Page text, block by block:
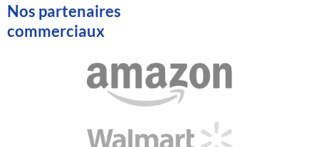
Nos partenaires
commerciaux